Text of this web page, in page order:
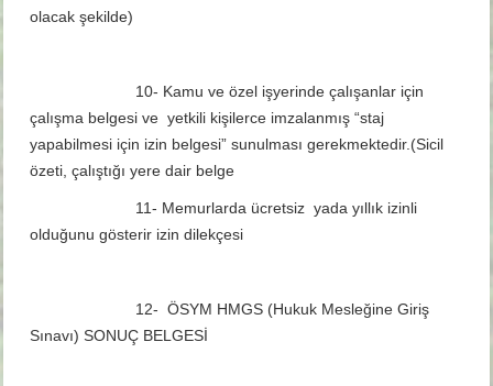
olacak şekilde)
10- Kamu ve özel işyerinde çalışanlar için
çalışma belgesi ve yetkili kişilerce imzalanmış “staj
yapabilmesi için izin belgesi” sunulması gerekmektedir.(Sicil
özeti, çalıştığı yere dair belge
11- Memurlarda ücretsiz yada yıllık izinli
olduğunu gösterir izin dilekçesi
12- ÖSYM HMGS (Hukuk Mesleğine Giriş
Sınavı) SONUÇ BELGESİ